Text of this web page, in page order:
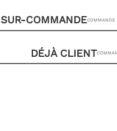
SUR-COMMANDECOMMANDE
DÉJÀ CLIENT